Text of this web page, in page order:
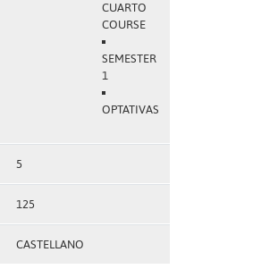
CUARTO
COURSE
SEMESTER
1
OPTATIVAS
5
125
CASTELLANO